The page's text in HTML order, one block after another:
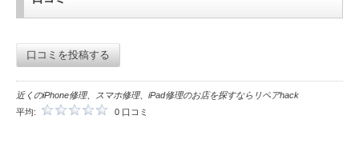
口コミを投稿する
近くのiPhone修理、スマホ修理、iPad修理のお店を探すならリペアhack
平均:
0 口コミ